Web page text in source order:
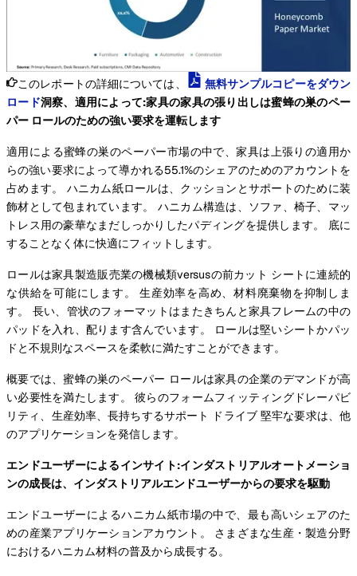
このレポートの詳細については、
無料サンプルコピーをダウン
ロード洞察、適用によって:家具の家具の張り出しは蜜蜂の巣のペー
パー ロールのための強い要求を運転します
適用による蜜蜂の巣のペーパー市場の中で、家具は上張りの適用か
らの強い要求によって導かれる55.1%のシェアのためのアカウントを
占めます。 ハニカム紙ロールは、クッションとサポートのために装
飾材として包まれています。 ハニカム構造は、ソファ、椅子、マッ
トレス用の豪華なまだしっかりしたパディングを提供します。 底に
することなく体に快適にフィットします。
ロールは家具製造販売業の機械類versusの前カット シートに連続的
な供給を可能にします。 生産効率を高め、材料廃棄物を抑制しま
す。 長い、管状のフォーマットはまたきちんと家具フレームの中の
パッドを入れ、配ります含んでいます。 ロールは堅いシートかパッ
ドと不規則なスペースを柔軟に満たすことができます。
概要では、蜜蜂の巣のペーパー ロールは家具の企業のデマンドが高
い必要性を満たします。 彼らのフォームフィッティングドレーパビ
リティ、生産効率、長持ちするサポート ドライブ 堅牢な要求は、他
のアプリケーションを発信します。
エンドユーザーによるインサイト:インダストリアルオートメーショ
ンの成長は、インダストリアルエンドユーザーからの要求を駆動
エンドユーザーによるハニカム紙市場の中で、最も高いシェアのた
めの産業アプリケーションアカウント。 さまざまな生産・製造分野
におけるハニカム材料の普及から成長する。